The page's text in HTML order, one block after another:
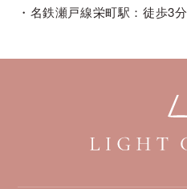
名鉄瀬戸線栄町駅：徒歩3分